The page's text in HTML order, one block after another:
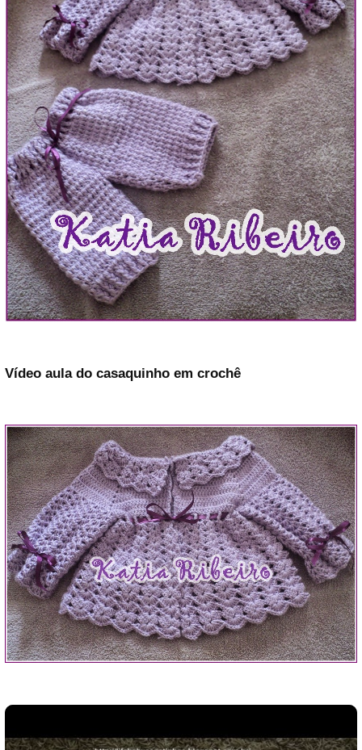
Vídeo aula do casaquinho em crochê